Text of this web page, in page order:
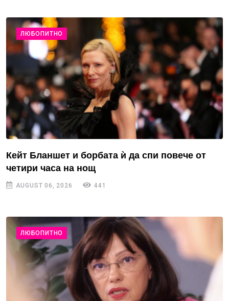
ЛЮБОПИТНО
Кейт Бланшет и борбата ѝ да спи повече от
четири часа на нощ
AUGUST 06, 2026 441
ЛЮБОПИТНО